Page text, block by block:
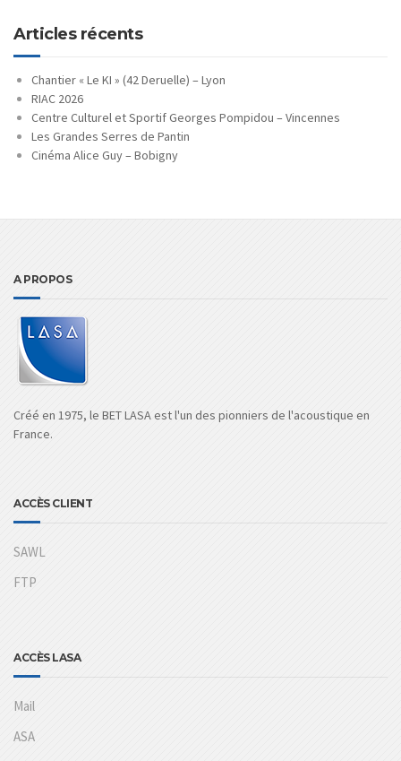
Articles récents
Chantier « Le KI » (42 Deruelle) – Lyon
RIAC 2026
Centre Culturel et Sportif Georges Pompidou – Vincennes
Les Grandes Serres de Pantin
Cinéma Alice Guy – Bobigny
A PROPOS
Créé en 1975, le BET LASA est l'un des pionniers de l'acoustique en
France.
ACCÈS CLIENT
SAWL
FTP
ACCÈS LASA
Mail
ASA